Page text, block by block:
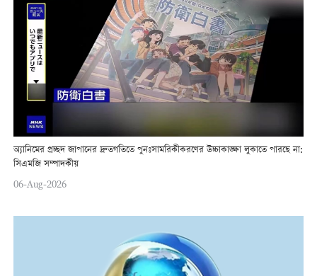
অ্যানিমের প্রচ্ছদ জাপানের দ্রুতগতিতে পুনঃসামরিকীকরণের উচ্চাকাঙ্ক্ষা লুকাতে পারছে না:
সিএমজি সম্পাদকীয়
06-Aug-2026